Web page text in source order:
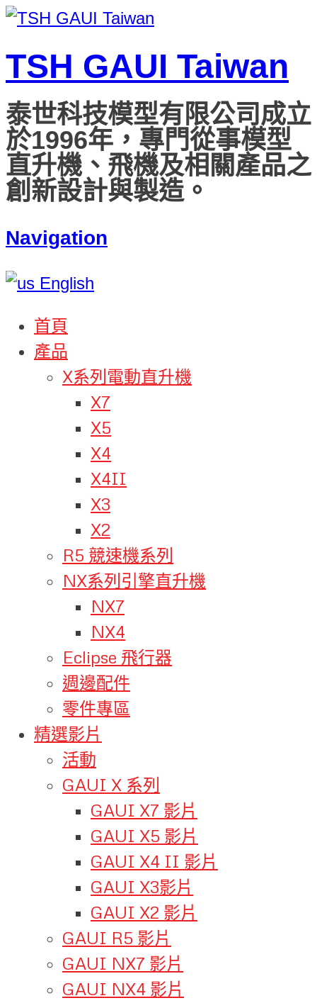
TSH GAUI Taiwan
泰世科技模型有限公司成立
於1996年，專門從事模型
直升機、飛機及相關產品之
創新設計與製造。
Navigation
English
首頁
產品
X系列電動直升機
X7
X5
X4
X4II
X3
X2
R5 競速機系列
NX系列引擎直升機
NX7
NX4
Eclipse 飛行器
週邊配件
零件專區
精選影片
活動
GAUI X 系列
GAUI X7 影片
GAUI X5 影片
GAUI X4 II 影片
GAUI X3影片
GAUI X2 影片
GAUI R5 影片
GAUI NX7 影片
GAUI NX4 影片